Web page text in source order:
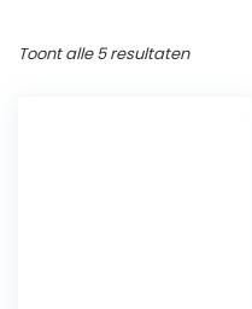
Toont alle 5 resultaten